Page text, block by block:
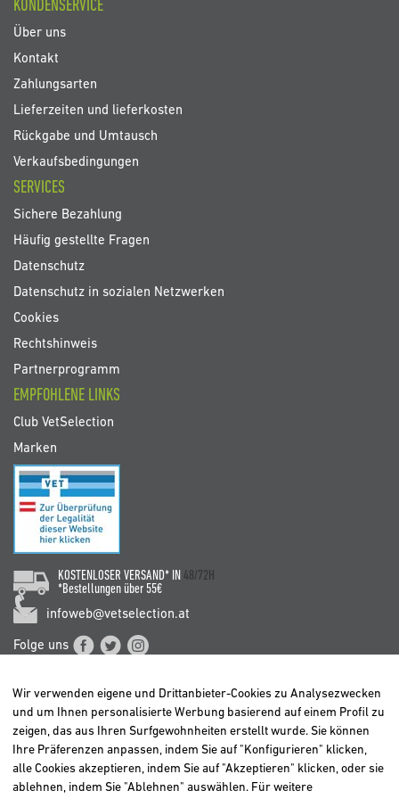
Newsletter
an:
KUNDENSERVICE
Über uns
Kontakt
Zahlungsarten
Lieferzeiten und lieferkosten
Rückgabe und Umtausch
Verkaufsbedingungen
SERVICES
Sichere Bezahlung
Häufig gestellte Fragen
Datenschutz
Datenschutz in sozialen Netzwerken
Cookies
Rechtshinweis
Partnerprogramm
EMPFOHLENE LINKS
Club VetSelection
Marken
KOSTENLOSER VERSAND* IN 48/72H
*Bestellungen über 55€
infoweb@vetselection.at
Folge uns
BELGIË / BELGIQUE
DEUTSCHLAND
Wir verwenden eigene und Drittanbieter-Cookies zu Analysezwecken
und um Ihnen personalisierte Werbung basierend auf einem Profil zu
zeigen, das aus Ihren Surfgewohnheiten erstellt wurde. Sie können
Ihre Präferenzen anpassen, indem Sie auf "Konfigurieren" klicken,
alle Cookies akzeptieren, indem Sie auf "Akzeptieren" klicken, oder sie
ablehnen, indem Sie "Ablehnen" auswählen. Für weitere